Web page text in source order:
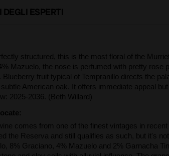
DEGLI ESPERTI
structured, this is the most floral of the
Mazuelo, the nose is perfumed with pretty rose
Blueberry fruit typical of Tempranillo directs the
American oak. It offers immediate appeal
2025-2036. (Beth Willard)
comes from one of the finest vintages in
the Reserva and still qualifies as such, but it's
8% Graciano, 4% Mazuelo and 2% Garnacha